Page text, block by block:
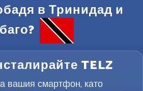
в Тринидад и
TELZ
вашия смартфон, като